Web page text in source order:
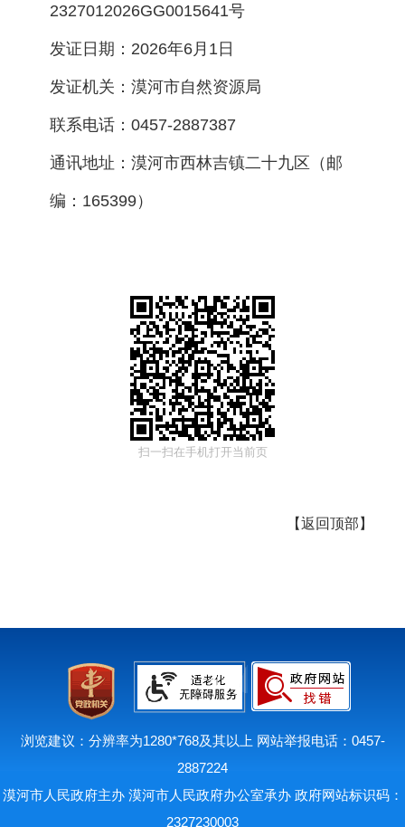
2327012026GG0015641号
发证日期：2026年6月1日
发证机关：漠河市自然资源局
联系电话：0457-2887387
通讯地址：漠河市西林吉镇二十九区（邮
编：165399）
扫一扫在手机打开当前页
【返回顶部 】
浏览建议：分辨率为1280*768及其以上 网站举报电话：0457-
2887224
漠河市人民政府主办 漠河市人民政府办公室承办 政府网站标识码：
2327230003